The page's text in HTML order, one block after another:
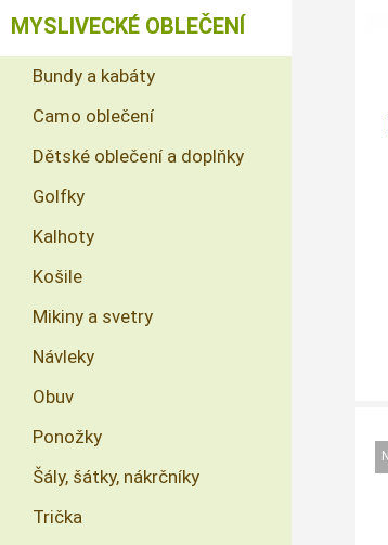
MYSLIVECKÉ OBLEČENÍ
Bundy a kabáty
Camo oblečení
Dětské oblečení a doplňky
Golfky
Kalhoty
Košile
Mikiny a svetry
Návleky
Obuv
Ponožky
Šály, šátky, nákrčníky
Trička